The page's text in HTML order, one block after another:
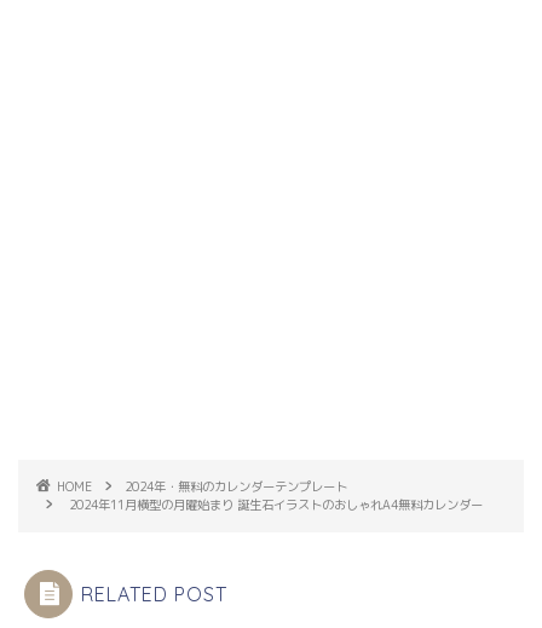
HOME
2024年・無料のカレンダーテンプレート
2024年11月横型の月曜始まり 誕生石イラストのおしゃれA4無料カレンダー
RELATED POST